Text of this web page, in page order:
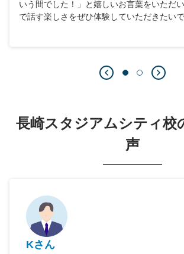
いう間でした！」と嬉しいお言葉をいただ
で話す楽しさをぜひ体験していただきたいで
長崎スタジアムシティ校
声
Kさん